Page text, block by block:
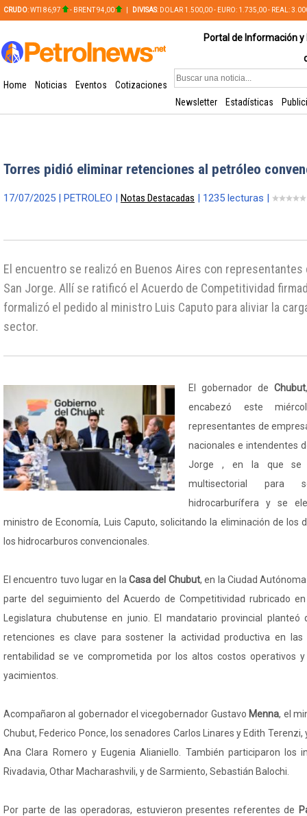
CRUDO: WTI 86,97 - BRENT 94,00 DIVISAS: DOLAR 1.500,00 - EURO: 1.735,00 - REAL:
Portal de Información
Home Noticias Eventos
Cotizaciones
Newsletter
Estadísticas
Torres pidió eliminar retenciones al petróleo
17/07/2025 | PETROLEO | Notas Destacadas | 1235 lecturas |
El encuentro se realizó en Buenos Aires con representantes
San Jorge. Allí se ratificó el Acuerdo de Competitividad
formalizó el pedido al ministro Luis Caputo para aliviar la
sector.
El gobernador de Chubut
encabezó este
representantes de
nacionales e intendentes
Jorge , en la que se
multisectorial para
hidrocarburífera y se
ministro de Economía, Luis Caputo, solicitando la eliminación de los
los hidrocarburos convencionales.
El encuentro tuvo lugar en laCasa del Chubut, en la Ciudad
parte del seguimiento del Acuerdo de Competitividad rubricado
Legislatura chubutense en junio. El mandatario provincial
retenciones es clave para sostener la actividad productiva en las
rentabilidad se ve comprometida por los altos costos operativos
yacimientos.
Acompañaron al gobernador el vicegobernador Gustavo Menna, el
Chubut, Federico Ponce, los senadores Carlos Linares y Edith
Ana Clara Romero y Eugenia Alianiello. También participaron los
Rivadavia, Othar Macharashvili, y de Sarmiento, Sebastián Balochi.
Por parte de las operadoras, estuvieron presentes referentes de